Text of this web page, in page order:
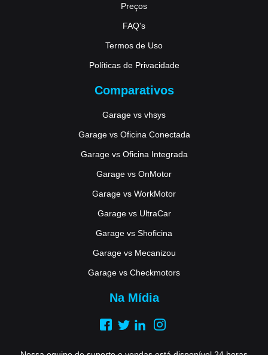
Preços
FAQ's
Termos de Uso
Políticas de Privacidade
Comparativos
Garage vs vhsys
Garage vs Oficina Conectada
Garage vs Oficina Integrada
Garage vs OnMotor
Garage vs WorkMotor
Garage vs UltraCar
Garage vs Shoficina
Garage vs Mecanizou
Garage vs Checkmotors
Na Mídia